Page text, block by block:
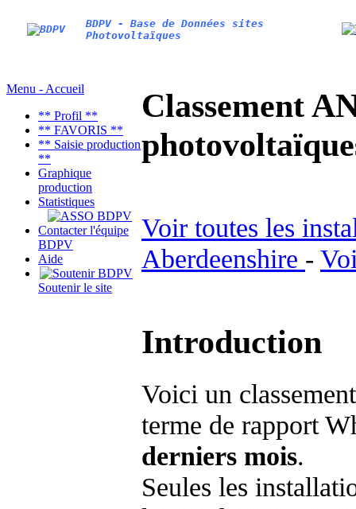
BDPV - Base de Données sites
Photovoltaïques
Menu - Accueil
** Profil **
** FAVORIS **
** Saisie production
**
Graphique
production
Statistiques
Contacter l'équipe
BDPV
Aide
Soutenir le site
Classement
Voir toutes les
Aberdeenshire -
Introduction
Voici un
terme de rapport
derniers mois.
Seules les